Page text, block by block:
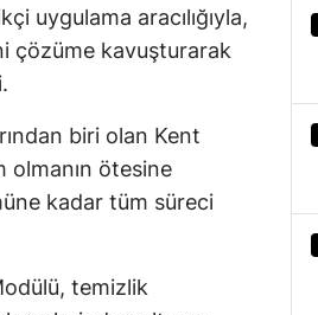
Mersin
İstanbul
Kars
Kastamonu
uygulama aracılığıyla,
çözüme kavuşturarak
biri olan Kent
olmanın ötesine
kadar tüm süreci
temizlik